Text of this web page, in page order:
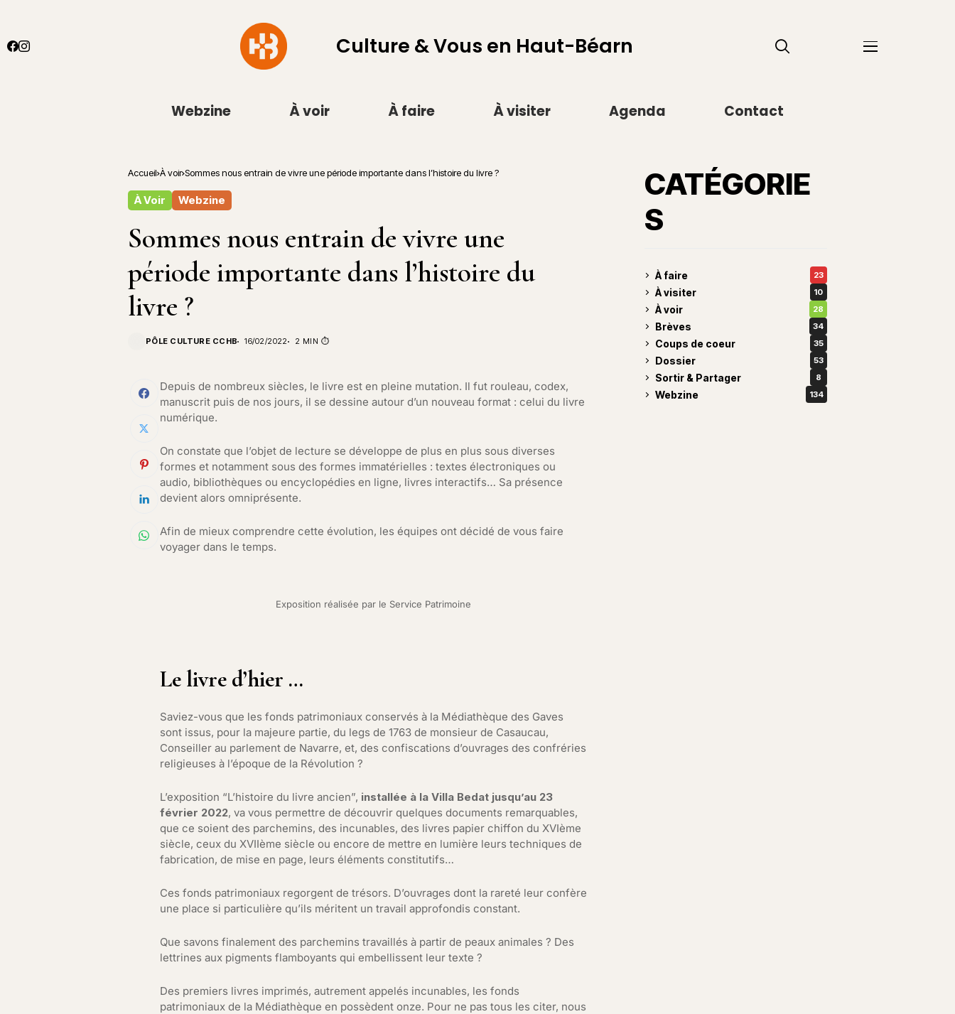
Culture & Vous en Haut-Béarn
Webzine À voir À faire À visiter Agenda Contact
Accueil À voir Sommes nous entrain de vivre une période importante dans l’histoire du livre ?
À Voir Webzine
Sommes nous entrain de vivre une
période importante dans l’histoire du
livre ?
PÔLE CULTURE CCHB 16/02/2022 2 MIN ⏱️
Depuis de nombreux siècles, le livre est en pleine mutation. Il fut rouleau, codex,
manuscrit puis de nos jours, il se dessine autour d’un nouveau format : celui du livre
numérique.
On constate que l’objet de lecture se développe de plus en plus sous diverses
formes et notamment sous des formes immatérielles : textes électroniques ou
audio, bibliothèques ou encyclopédies en ligne, livres interactifs… Sa présence
devient alors omniprésente.
Afin de mieux comprendre cette évolution, les équipes ont décidé de vous faire
voyager dans le temps.
Exposition réalisée par le Service Patrimoine
Le livre d’hier …
Saviez-vous que les fonds patrimoniaux conservés à la Médiathèque des Gaves
sont issus, pour la majeure partie, du legs de 1763 de monsieur de Casaucau,
Conseiller au parlement de Navarre, et, des confiscations d’ouvrages des confréries
religieuses à l’époque de la Révolution ?
L’exposition “L’histoire du livre ancien”, installée à la Villa Bedat jusqu’au 23
février 2022, va vous permettre de découvrir quelques documents remarquables,
que ce soient des parchemins, des incunables, des livres papier chiffon du XVIème
siècle, ceux du XVIIème siècle ou encore de mettre en lumière leurs techniques de
fabrication, de mise en page, leurs éléments constitutifs…
Ces fonds patrimoniaux regorgent de trésors. D’ouvrages dont la rareté leur confère
une place si particulière qu’ils méritent un travail approfondis constant.
Que savons finalement des parchemins travaillés à partir de peaux animales ? Des
lettrines aux pigments flamboyants qui embellissent leur texte ?
Des premiers livres imprimés, autrement appelés incunables, les fonds
patrimoniaux de la Médiathèque en possèdent onze. Pour ne pas tous les citer, nous
CATÉGORIE
S
À faire 23
À visiter 10
À voir 28
Brèves 34
Coups de coeur 35
Dossier 53
Sortir & Partager 8
Webzine 134